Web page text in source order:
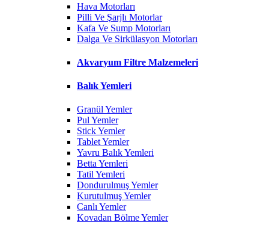
Hava Motorları
Pilli Ve Şarjlı Motorlar
Kafa Ve Sump Motorları
Dalga Ve Sirkülasyon Motorları
Akvaryum Filtre Malzemeleri
Balık Yemleri
Granül Yemler
Pul Yemler
Stick Yemler
Tablet Yemler
Yavru Balık Yemleri
Betta Yemleri
Tatil Yemleri
Dondurulmuş Yemler
Kurutulmuş Yemler
Canlı Yemler
Kovadan Bölme Yemler